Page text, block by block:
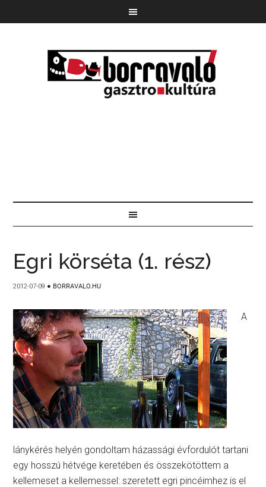
Egri körséta (1. rész)
2012-07-09 ● BORRAVALO.HU
A
lánykérés helyén gondoltam házassági évfordulót tartani
egy hosszú hétvége keretében és összekötöttem a
kellemeset a kellemessel: szeretett egri pincéimhez is el